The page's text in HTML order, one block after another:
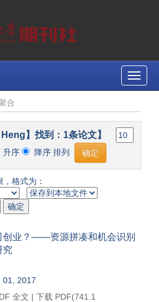
Toggle
合
】找到：1条论文】
升序 降序 排列
格式为：
创业？——资源拼凑和机会识别
究
01, 2017
全文 | 下载 PDF(741.1